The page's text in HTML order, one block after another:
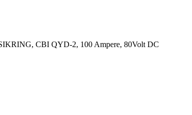
CBI QYD-2, 100 Ampere, 80Volt DC